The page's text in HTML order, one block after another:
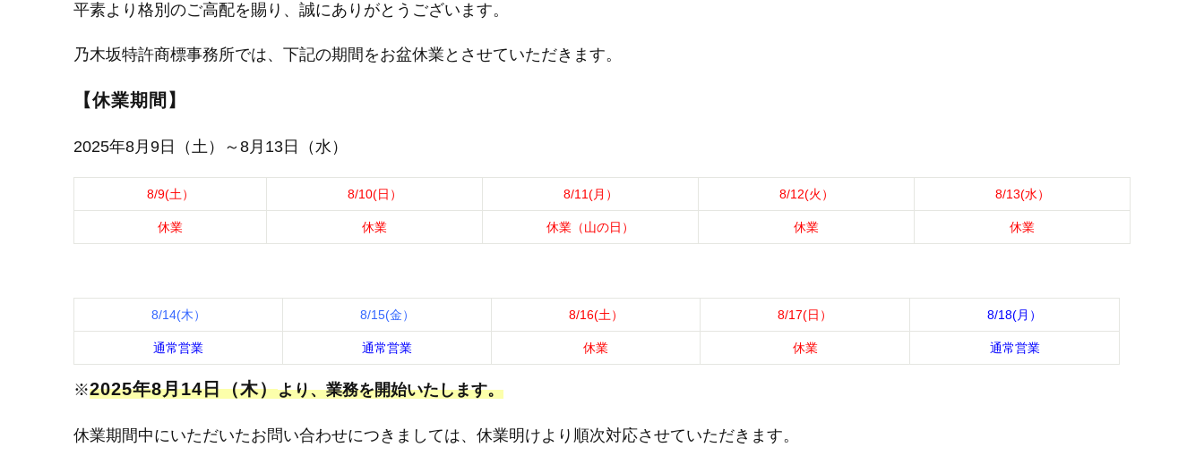
平素より格別のご高配を賜り、誠にありがとうございます。
乃木坂特許商標事務所では、下記の期間をお盆休業とさせていただきます。
【休業期間】
2025年8月9日（土）～8月13日（水）
8/9(土） 8/10(日） 8/11(月） 8/12(火） 8/13(水）
休業 休業 休業（山の日） 休業 休業
8/14(木） 8/15(金） 8/16(土） 8/17(日） 8/18(月）
通常営業 通常営業 休業 休業 通常営業
※2025年8月14日（木）より、業務を開始いたします。
休業期間中にいただいたお問い合わせにつきましては、休業明けより順次対応させていただきます。